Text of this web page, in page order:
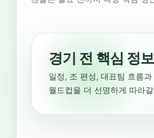
경기 전 핵심 정
일정, 조 편성, 대표팀 흐름
월드컵을 더 선명하게 따라